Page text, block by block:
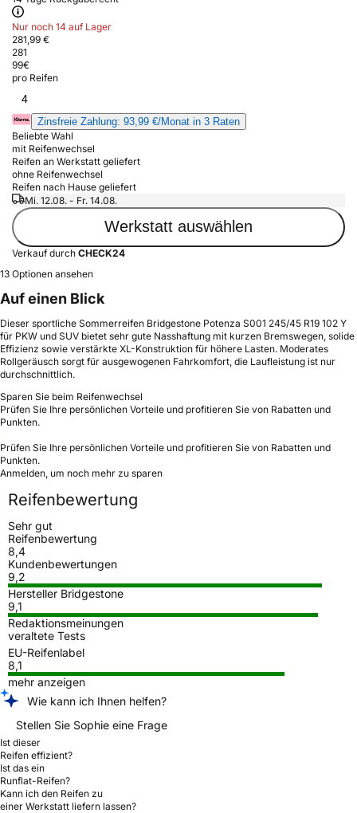
Nur noch 14 auf Lager
281,99 €
281
99€
pro Reifen
4
Zinsfreie Zahlung: 93,99 €/Monat in 3 Raten
Beliebte Wahl
mit Reifenwechsel
Reifen an Werkstatt geliefert
ohne Reifenwechsel
Reifen nach Hause geliefert
Mi. 12.08. - Fr. 14.08.
Werkstatt auswählen
Verkauf durch CHECK24
13 Optionen ansehen
Auf einen Blick
Dieser sportliche Sommerreifen Bridgestone Potenza S001 245/45 R19 102 Y
für PKW und SUV bietet sehr gute Nasshaftung mit kurzen Bremswegen, solide
Effizienz sowie verstärkte XL-Konstruktion für höhere Lasten. Moderates
Rollgeräusch sorgt für ausgewogenen Fahrkomfort, die Laufleistung ist nur
durchschnittlich.
Sparen Sie beim Reifenwechsel
Prüfen Sie Ihre persönlichen Vorteile und profitieren Sie von Rabatten und
Punkten.
Prüfen Sie Ihre persönlichen Vorteile und profitieren Sie von Rabatten und
Punkten.
Anmelden, um noch mehr zu sparen
Reifenbewertung
Sehr gut
Reifenbewertung
8,4
Kundenbewertungen
9,2
Hersteller Bridgestone
9,1
Redaktionsmeinungen
veraltete Tests
EU-Reifenlabel
8,1
mehr anzeigen
Wie kann ich Ihnen helfen?
Stellen Sie Sophie eine Frage
Ist dieser
Reifen effizient?
Ist das ein
Runflat-Reifen?
Kann ich den Reifen zu
einer Werkstatt liefern lassen?